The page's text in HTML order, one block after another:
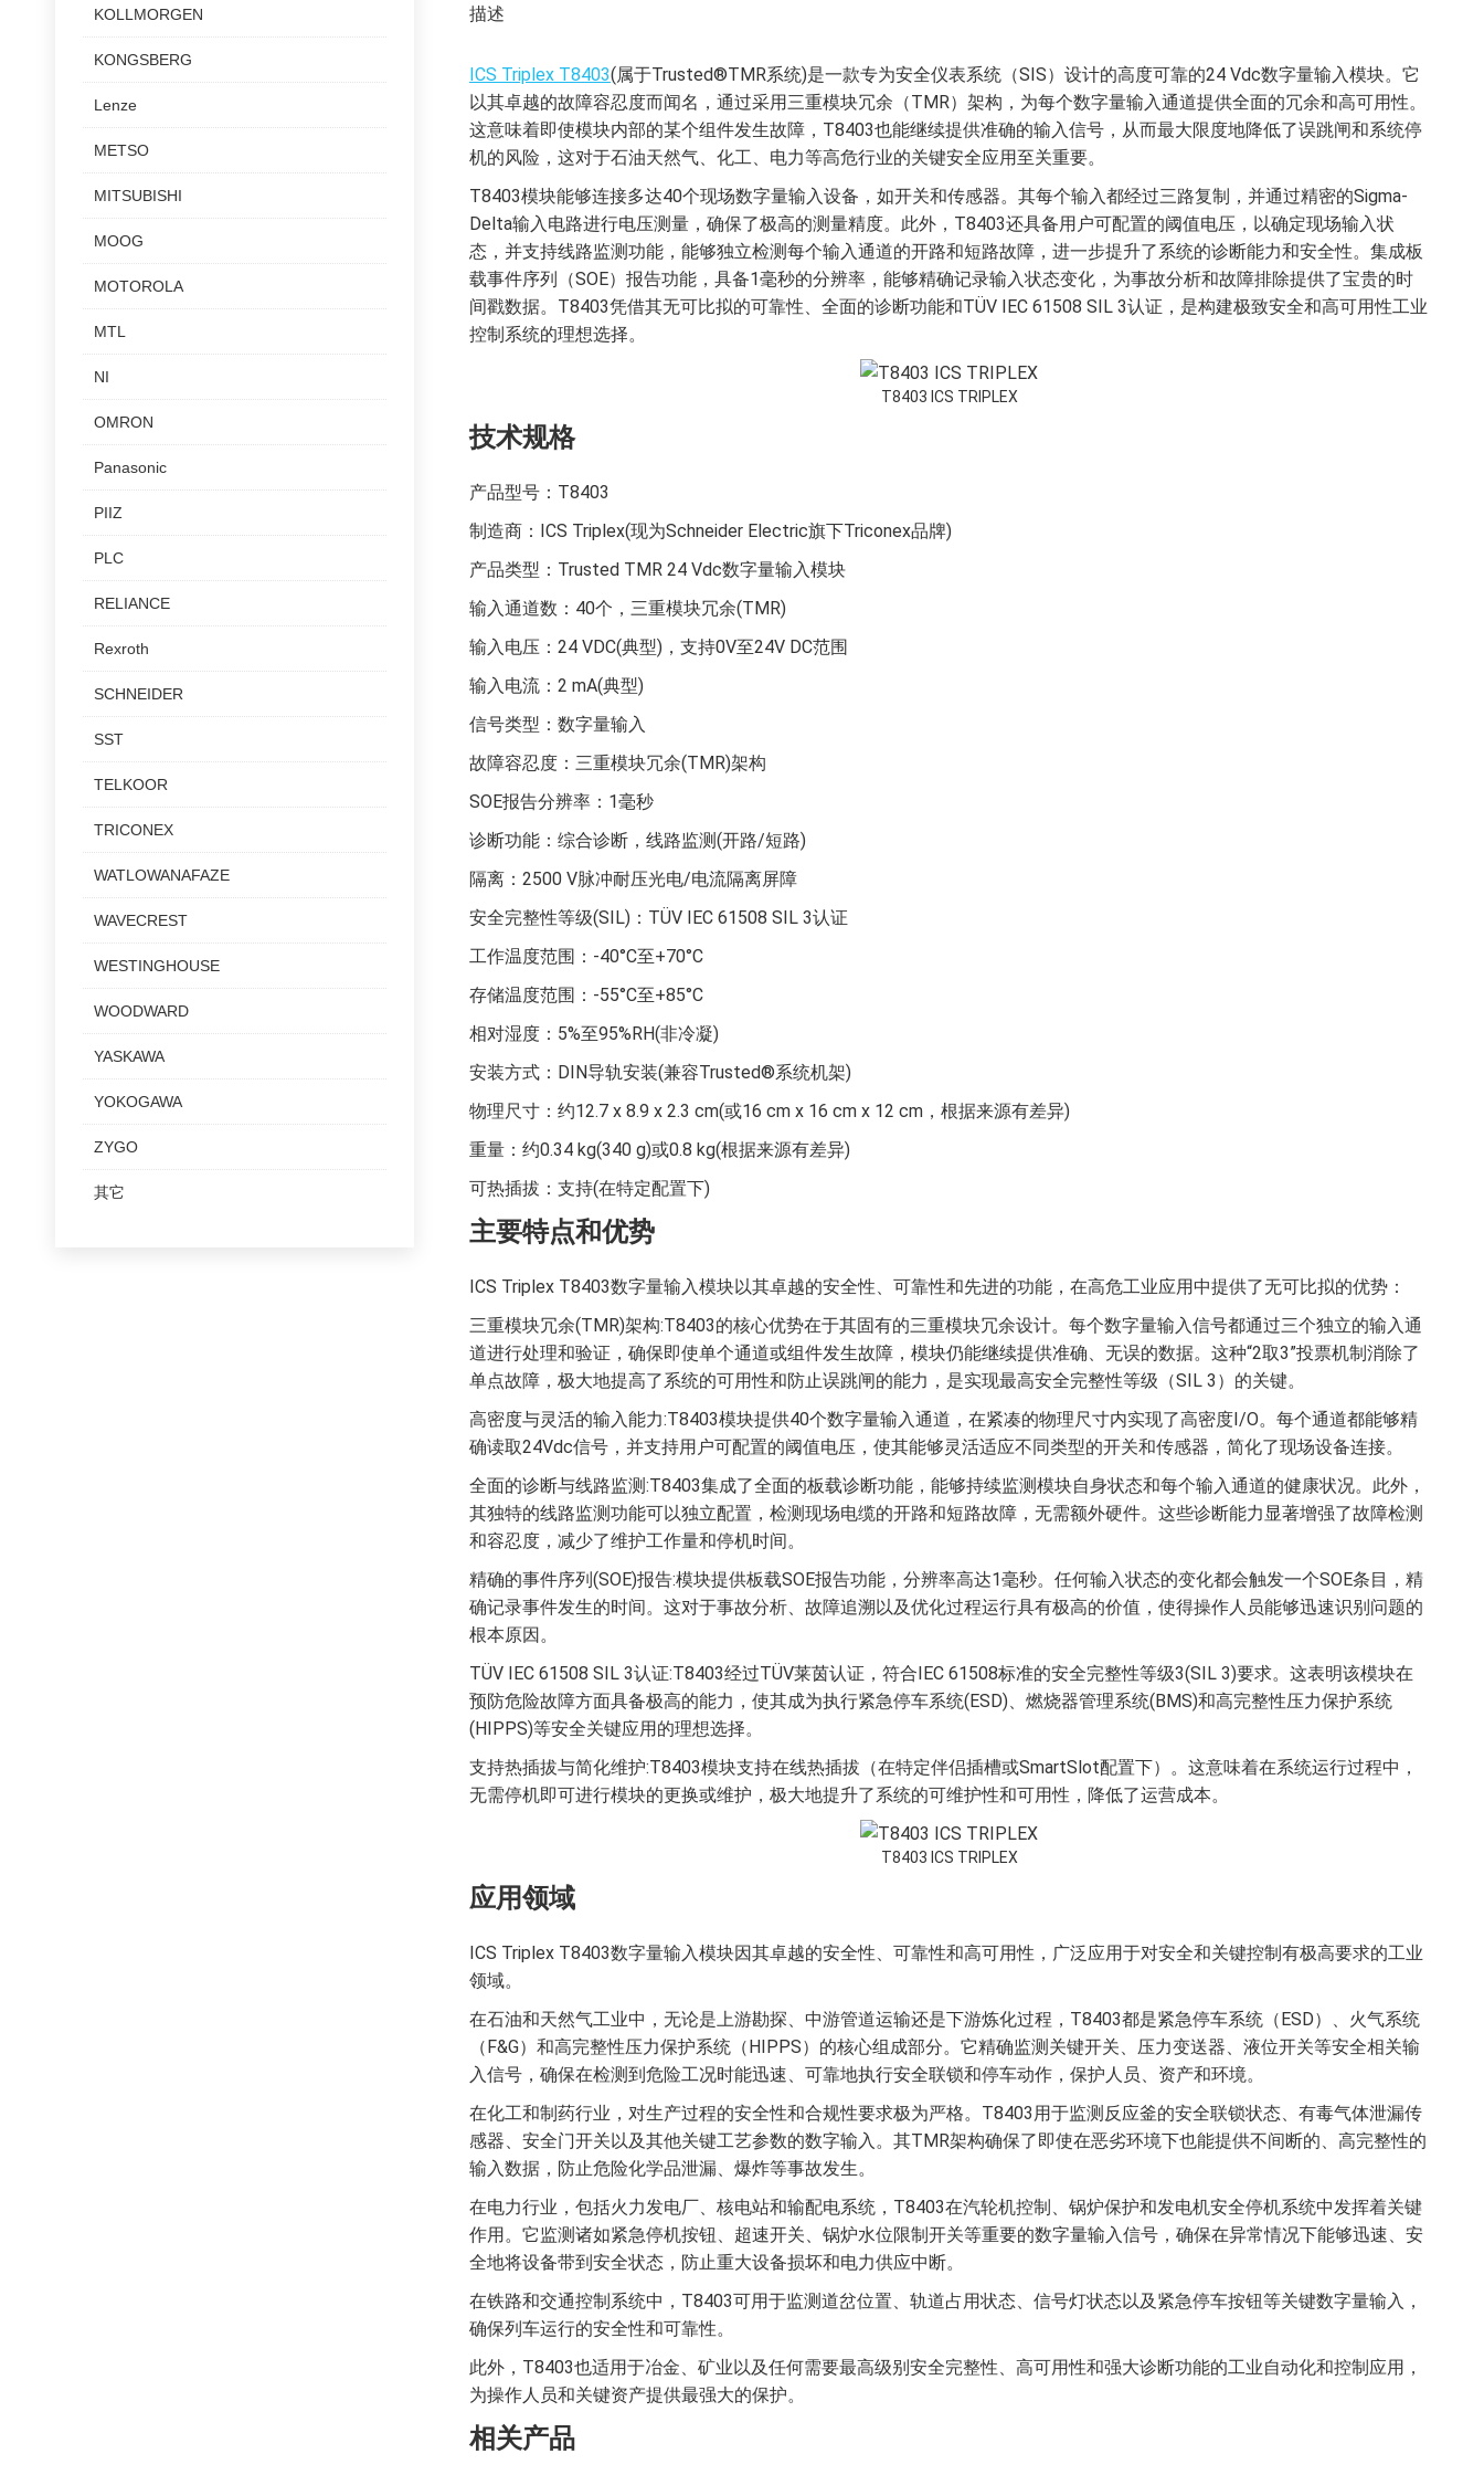
描述
ICS Triplex T8403(属于Trusted®TMR系统)是一款专为安全仪表系统（SIS）设计的高度可靠的24 Vdc数字量输入模块。它
以其卓越的故障容忍度而闻名，通过采用三重模块冗余（TMR）架构，为每个数字量输入通道提供全面的冗余和高可用性。
这意味着即使模块内部的某个组件发生故障，T8403也能继续提供准确的输入信号，从而最大限度地降低了误跳闸和系统停
机的风险，这对于石油天然气、化工、电力等高危行业的关键安全应用至关重要。
T8403模块能够连接多达40个现场数字量输入设备，如开关和传感器。其每个输入都经过三路复制，并通过精密的Sigma-
Delta输入电路进行电压测量，确保了极高的测量精度。此外，T8403还具备用户可配置的阈值电压，以确定现场输入状
态，并支持线路监测功能，能够独立检测每个输入通道的开路和短路故障，进一步提升了系统的诊断能力和安全性。集成板
载事件序列（SOE）报告功能，具备1毫秒的分辨率，能够精确记录输入状态变化，为事故分析和故障排除提供了宝贵的时
间戳数据。T8403凭借其无可比拟的可靠性、全面的诊断功能和TÜV IEC 61508 SIL 3认证，是构建极致安全和高可用性工业
控制系统的理想选择。
T8403 ICS TRIPLEX
技术规格
产品型号：T8403
制造商：ICS Triplex(现为Schneider Electric旗下Triconex品牌)
产品类型：Trusted TMR 24 Vdc数字量输入模块
输入通道数：40个，三重模块冗余(TMR)
输入电压：24 VDC(典型)，支持0V至24V DC范围
输入电流：2 mA(典型)
信号类型：数字量输入
故障容忍度：三重模块冗余(TMR)架构
SOE报告分辨率：1毫秒
诊断功能：综合诊断，线路监测(开路/短路)
隔离：2500 V脉冲耐压光电/电流隔离屏障
安全完整性等级(SIL)：TÜV IEC 61508 SIL 3认证
工作温度范围：-40°C至+70°C
存储温度范围：-55°C至+85°C
相对湿度：5%至95%RH(非冷凝)
安装方式：DIN导轨安装(兼容Trusted®系统机架)
物理尺寸：约12.7 x 8.9 x 2.3 cm(或16 cm x 16 cm x 12 cm，根据来源有差异)
重量：约0.34 kg(340 g)或0.8 kg(根据来源有差异)
可热插拔：支持(在特定配置下)
主要特点和优势
ICS Triplex T8403数字量输入模块以其卓越的安全性、可靠性和先进的功能，在高危工业应用中提供了无可比拟的优势：
三重模块冗余(TMR)架构:T8403的核心优势在于其固有的三重模块冗余设计。每个数字量输入信号都通过三个独立的输入通
道进行处理和验证，确保即使单个通道或组件发生故障，模块仍能继续提供准确、无误的数据。这种“2取3”投票机制消除了
单点故障，极大地提高了系统的可用性和防止误跳闸的能力，是实现最高安全完整性等级（SIL 3）的关键。
高密度与灵活的输入能力:T8403模块提供40个数字量输入通道，在紧凑的物理尺寸内实现了高密度I/O。每个通道都能够精
确读取24Vdc信号，并支持用户可配置的阈值电压，使其能够灵活适应不同类型的开关和传感器，简化了现场设备连接。
全面的诊断与线路监测:T8403集成了全面的板载诊断功能，能够持续监测模块自身状态和每个输入通道的健康状况。此外，
其独特的线路监测功能可以独立配置，检测现场电缆的开路和短路故障，无需额外硬件。这些诊断能力显著增强了故障检测
和容忍度，减少了维护工作量和停机时间。
精确的事件序列(SOE)报告:模块提供板载SOE报告功能，分辨率高达1毫秒。任何输入状态的变化都会触发一个SOE条目，精
确记录事件发生的时间。这对于事故分析、故障追溯以及优化过程运行具有极高的价值，使得操作人员能够迅速识别问题的
根本原因。
TÜV IEC 61508 SIL 3认证:T8403经过TÜV莱茵认证，符合IEC 61508标准的安全完整性等级3(SIL 3)要求。这表明该模块在
预防危险故障方面具备极高的能力，使其成为执行紧急停车系统(ESD)、燃烧器管理系统(BMS)和高完整性压力保护系统
(HIPPS)等安全关键应用的理想选择。
支持热插拔与简化维护:T8403模块支持在线热插拔（在特定伴侣插槽或SmartSlot配置下）。这意味着在系统运行过程中，
无需停机即可进行模块的更换或维护，极大地提升了系统的可维护性和可用性，降低了运营成本。
T8403 ICS TRIPLEX
应用领域
ICS Triplex T8403数字量输入模块因其卓越的安全性、可靠性和高可用性，广泛应用于对安全和关键控制有极高要求的工业
领域。
在石油和天然气工业中，无论是上游勘探、中游管道运输还是下游炼化过程，T8403都是紧急停车系统（ESD）、火气系统
（F&G）和高完整性压力保护系统（HIPPS）的核心组成部分。它精确监测关键开关、压力变送器、液位开关等安全相关输
入信号，确保在检测到危险工况时能迅速、可靠地执行安全联锁和停车动作，保护人员、资产和环境。
在化工和制药行业，对生产过程的安全性和合规性要求极为严格。T8403用于监测反应釜的安全联锁状态、有毒气体泄漏传
感器、安全门开关以及其他关键工艺参数的数字输入。其TMR架构确保了即使在恶劣环境下也能提供不间断的、高完整性的
输入数据，防止危险化学品泄漏、爆炸等事故发生。
在电力行业，包括火力发电厂、核电站和输配电系统，T8403在汽轮机控制、锅炉保护和发电机安全停机系统中发挥着关键
作用。它监测诸如紧急停机按钮、超速开关、锅炉水位限制开关等重要的数字量输入信号，确保在异常情况下能够迅速、安
全地将设备带到安全状态，防止重大设备损坏和电力供应中断。
在铁路和交通控制系统中，T8403可用于监测道岔位置、轨道占用状态、信号灯状态以及紧急停车按钮等关键数字量输入，
确保列车运行的安全性和可靠性。
此外，T8403也适用于冶金、矿业以及任何需要最高级别安全完整性、高可用性和强大诊断功能的工业自动化和控制应用，
为操作人员和关键资产提供最强大的保护。
相关产品
KOLLMORGEN
KONGSBERG
Lenze
METSO
MITSUBISHI
MOOG
MOTOROLA
MTL
NI
OMRON
Panasonic
PIIZ
PLC
RELIANCE
Rexroth
SCHNEIDER
SST
TELKOOR
TRICONEX
WATLOWANAFAZE
WAVECREST
WESTINGHOUSE
WOODWARD
YASKAWA
YOKOGAWA
ZYGO
其它